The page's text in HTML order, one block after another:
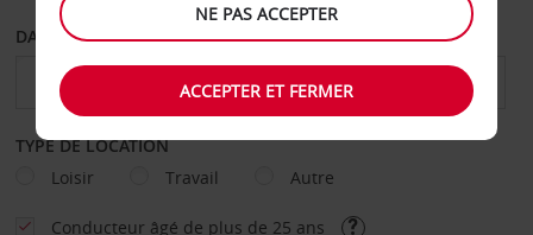
DATE DE DÉPART DATE DE RETOUR
TYPE DE LOCATION
Loisir
Travail Autre
Conducteur âgé de plus de 25 ans
NE PAS ACCEPTER
ACCEPTER ET FERMER